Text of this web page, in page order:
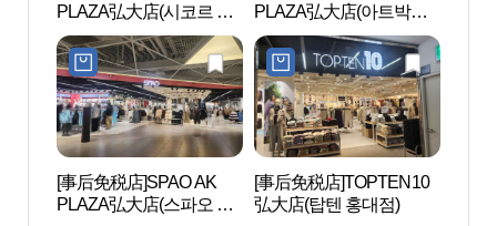
PLAZA弘大店(시코르 AK
플라자 홍대점)
PLAZA弘大店(아트박스
AK플라자 홍대점)
[事后免税店]SPAO AK
PLAZA弘大店(스파오 AK
[事后免税店]TOPTEN10
弘大店(탑텐 홍대점)